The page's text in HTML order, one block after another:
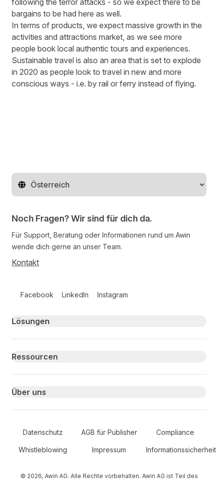
following the terror attacks - so we expect there to be
bargains to be had here as well.
In terms of products, we expect massive growth in the
activities and attractions market, as we see more
people book local authentic tours and experiences.
Sustainable travel is also an area that is set to explode
in 2020 as people look to travel in new and more
conscious ways - i.e. by rail or ferry instead of flying.
Region ändern
Noch Fragen? Wir sind für dich da.
Für Support, Beratung oder Informationen rund um Awin
wende dich gerne an unser Team.
Kontakt
Facebook LinkedIn Instagram
Primary footer navigation
Lösungen
Ressourcen
Über uns
Secondary Footer Navigation
Datenschutz AGB für Publisher Compliance
Whistleblowing Impressum Informationssicherheit
© 2026, Awin AG. Alle Rechte vorbehalten. Awin AG ist Teil des